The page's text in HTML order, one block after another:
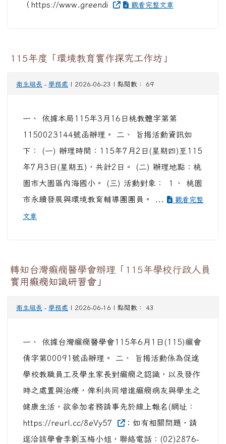
（https://www.greendi
觀看完整文章
115年度「環境教育實作探究工作坊」
衛生組長 - 學務處 | 2026-06-23 | 點閱數： 69
一、 依據本局115年3月16日桃教體字第第
1150023144號函辦理。 二、 旨揭活動資訊如
下： (一) 辦理時間：115年7月2日(星期四)至115
年7月3日(星期五)，共計2日。 (二) 辦理地點：桃
園市大園區內海國小。 (三) 活動對象： １、 桃園
市永續發展與環境教育輔導團團員。 ...
觀看完整
文章
轉知台灣癲癇醫學會辦理「115年學校行政人員
實用癲癇知識研習會」
衛生組長 - 學務處 | 2026-06-16 | 點閱數： 43
一、 依據台灣癲癇醫學會115年6月1日(115)癲會
倩字第00091號函辦理。 二、 旨揭活動係為促進
學校教職員工及學生家長對癲癇之認識，以及發作
時之處置與治療，俾利共同增進癲癇病友與學生之
健康生活，欲參加者務請事先於線上報名(網址：
https://reurl.cc/8eVy57
；如有相關問題，請
逕洽該學會李劉玉梅小姐，聯絡電話：(02)2876-